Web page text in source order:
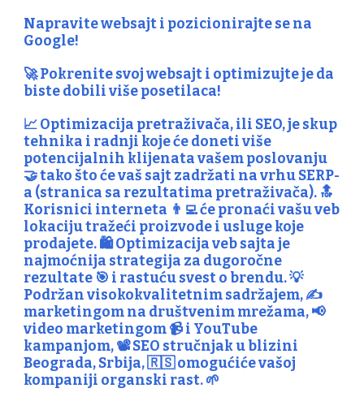
Napravitewebsajt i pozicionirajte se na
Google!
🚀 Pokrenite svoj websajt i optimizujte je da
biste dobili više posetilaca!
📈 Optimizacija pretraživača, ili SEO, je skup
tehnika i radnji koje će doneti više
potencijalnih klijenata vašem poslovanju
🤝 tako što će vaš sajt zadržati na vrhu SERP-
a (stranica sa rezultatima pretraživača). 🔝
Korisnici interneta 👨‍💻 će pronaći vašu veb
lokaciju tražeći proizvode i usluge koje
prodajete. 🛍️ Optimizacija veb sajta je
najmoćnija strategija za dugoročne
rezultate 🎯 i rastuću svest o brendu. 💡
Podržan visokokvalitetnim sadržajem, ✍️
marketingom na društvenim mrežama, 📢
video marketingom 📹 i YouTube
kampanjom, 📽️ SEO stručnjak u blizini
Beograda, Srbija, 🇷🇸 omogućiće vašoj
kompaniji organski rast. 🌱